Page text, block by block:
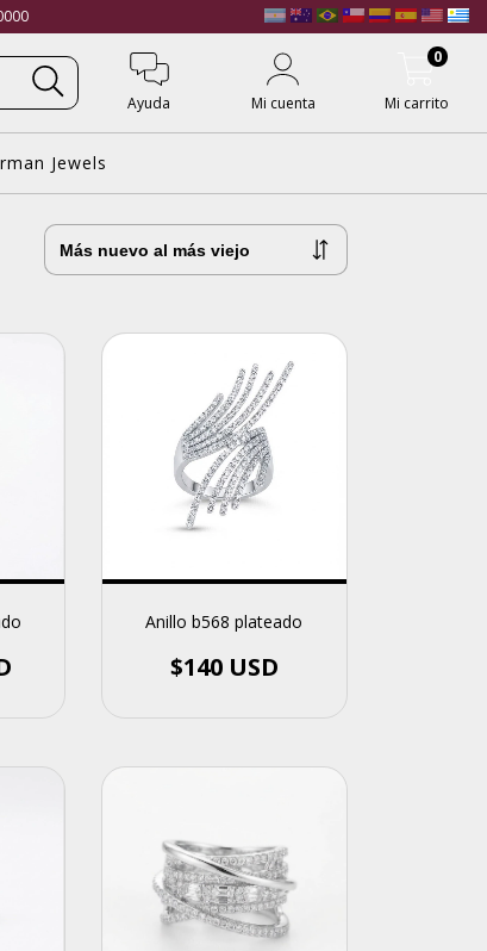
Ayuda Mi cuenta Mi carrito
0
Jewels
Anillo b568 plateado
$140 USD